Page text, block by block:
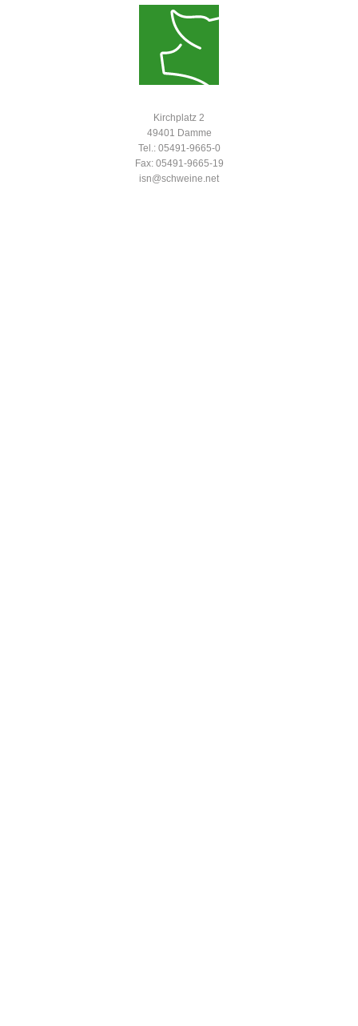
Kirchplatz 2
49401 Damme
Tel.: 05491-9665-0
Fax: 05491-9665-19
isn@schweine.net